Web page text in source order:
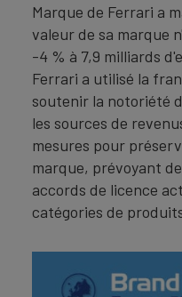
Marque de Ferrari a
valeur de sa marque
-4 % à 7,9 milliards
Ferrari a utilisé la
soutenir la notoriété
les sources de
mesures pour
marque, prévoyant
accords de licence
catégories de